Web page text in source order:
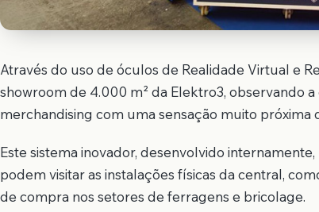
Através do uso de óculos de Realidade Virtual e
showroom de 4.000 m² da Elektro3, observando
merchandising com uma sensação muito próxima
Este sistema inovador, desenvolvido
podem visitar as instalações físicas da central,
de compra nos setores de ferragens e bricolage.